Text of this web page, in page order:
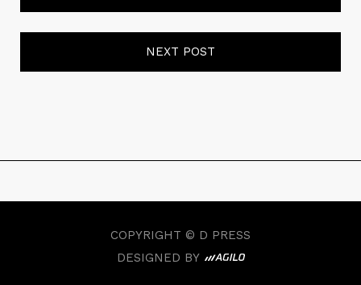
NEXT POST
COPYRIGHT © D PRESS
DESIGNED BY